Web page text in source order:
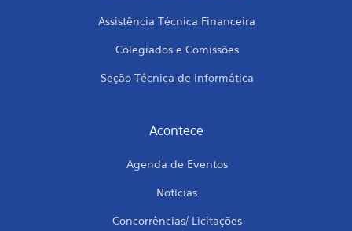
Assistência Técnica Financeira
Colegiados e Comissões
Seção Técnica de Informática
Acontece
Agenda de Eventos
Notícias
Concorrências/ Licitações